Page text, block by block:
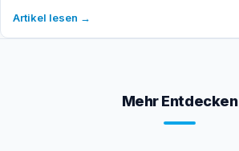
Artikel lesen →
Mehr Entdecken